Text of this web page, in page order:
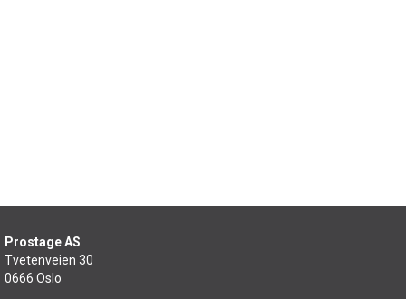
Prostage AS
Tvetenveien 30
0666 Oslo